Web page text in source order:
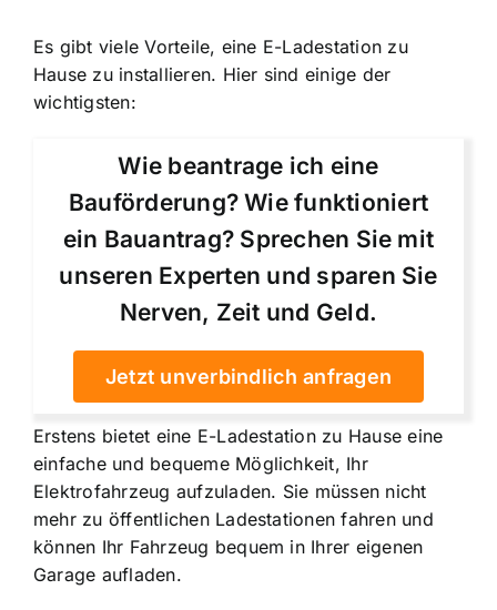
Es gibt viele Vorteile, eine E-Ladestation zu
Hause zu installieren. Hier sind einige der
wichtigsten:
Wie beantrage ich eine
Bauförderung? Wie funktioniert
ein Bauantrag? Sprechen Sie mit
unseren Experten und sparen Sie
Nerven, Zeit und Geld.
Jetzt unverbindlich anfragen
Erstens bietet eine E-Ladestation zu Hause eine
einfache und bequeme Möglichkeit, Ihr
Elektrofahrzeug aufzuladen. Sie müssen nicht
mehr zu öffentlichen Ladestationen fahren und
können Ihr Fahrzeug bequem in Ihrer eigenen
Garage aufladen.